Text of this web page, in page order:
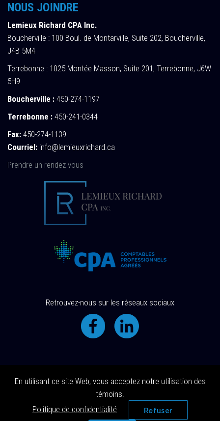
NOUS JOINDRE
Lemieux Richard CPA Inc.
Boucherville : 100 Boul. de Montarville, Suite 202, Boucherville,
J4B 5M4
Terrebonne : 1025 Montée Masson, Suite 201, Terrebonne, J6W
5H9
Boucherville : 450-274-1197
Terrebonne : 450-241-0344
Fax: 450-274-1139
Courriel: info@lemieuxrichard.ca
Prendre un rendez-vous
Retrouvez-nous sur les réseaux sociaux
© 2018 Tous droits réservés |
En utilisant ce site Web, vous acceptez notre utilisation des
témoins.
Politique de confidentialité
Refuser